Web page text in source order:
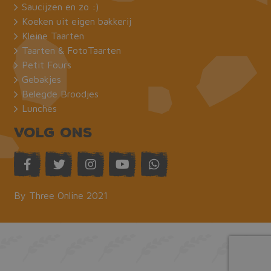
Saucijzen en zo :)
Koeken uit eigen bakkerij
Kleine Taarten
Taarten & FotoTaarten
Petit Fours
Gebakjes
Belegde Broodjes
Lunches
Volg ons
By Three Online 2021
CookieScriptConsent